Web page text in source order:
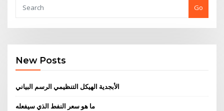
Go
New Posts
الأبجدية الهيكل التنظيمي الرسم البياني
ما هو سعر النفط الذي سيفعله